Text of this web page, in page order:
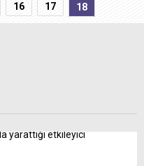
16 17 18